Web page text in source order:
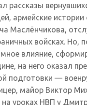
рассказы
армейские истории
Маслёнчикова,
войсках. Но,
влияние,
на него оказал
подготовки —
майор Виктор
на уроках НВП у